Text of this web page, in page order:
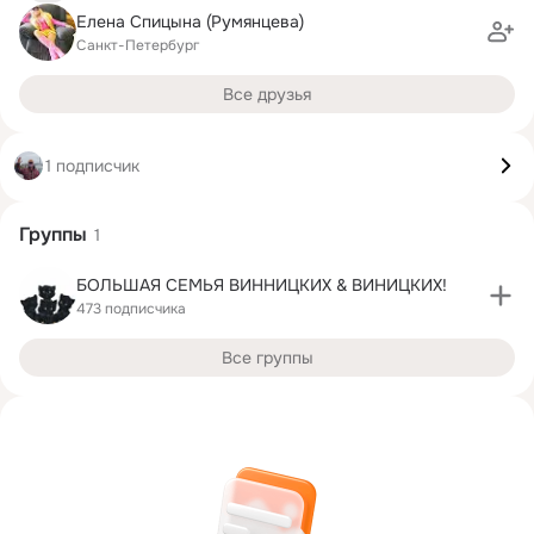
Елена Спицына (Румянцева)
Санкт-Петербург
Все друзья
1 подписчик
Группы 1
БОЛЬШАЯ СЕМЬЯ ВИННИЦКИХ & ВИНИЦКИХ!
473 подписчика
Все группы